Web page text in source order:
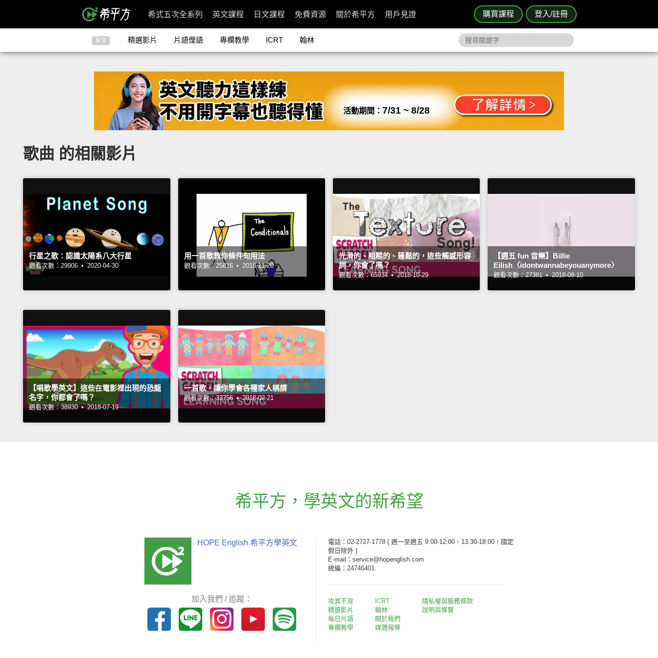
購買課程 登入/註冊
希式五次全系列 英文課程 日文課程 免費資源 關於希平方 用戶見證
英文 精選影片 片語俚語 專欄教學 ICRT 翰林
活動期間： 7/31 ~ 8/28
歌曲 的相關影片
行星之歌：認識太陽系八大行星
觀看次數：29906 • 2020-04-30
用一首歌教你條件句用法
觀看次數：25816 • 2018-11-20
光滑的、粗糙的、蓬鬆的，這些觸感形容
詞，你會了嗎？
觀看次數：65934 • 2018-10-29
【週五 fun 音樂】Billie
Eilish〈idontwannabeyouanymore〉
觀看次數：27381 • 2018-08-10
【唱歌學英文】這些在電影裡出現的恐龍
名字，你都會了嗎？
觀看次數：38930 • 2018-07-19
一首歌，讓你學會各種家人稱謂
觀看次數：33756 • 2018-02-21
希平方 ， 學英文的新希望
HOPE English 希平方學英文
加入我們 / 追蹤：
電話：02-2727-1778 ( 週一至週五 9:00-12:00、13:30-18:00，國定
假日除外 )
E-mail：service@hopenglish.com
統編：24746401
攻其不背
精選影片
每日片語
專欄教學
ICRT
翰林
關於我們
媒體報導
隱私權與服務條款
說明與導覽